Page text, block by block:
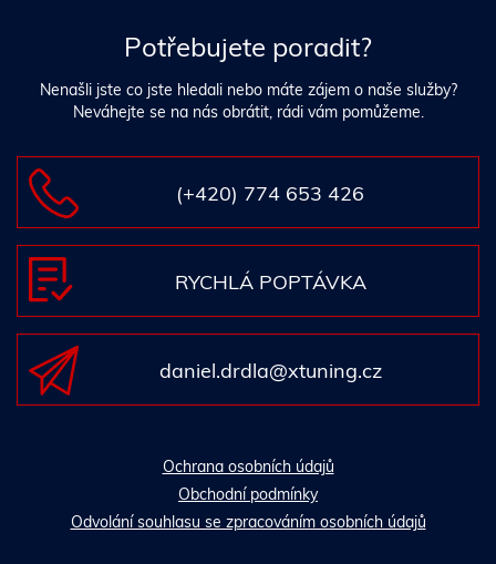
Potřebujete poradit?
Nenašli jste co jste hledali nebo máte zájem o naše služby?
Neváhejte se na nás obrátit, rádi vám pomůžeme.
(+420) 774 653 426
RYCHLÁ POPTÁVKA
daniel.drdla@xtuning.cz
Ochrana osobních údajů
Obchodní podmínky
Odvolání souhlasu se zpracováním osobních údajů